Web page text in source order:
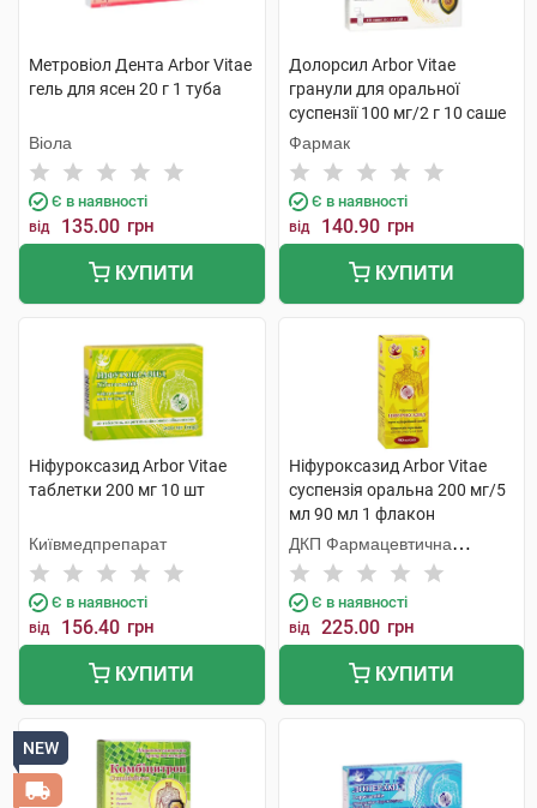
Метровіол Дента Arbor Vitae
гель для ясен 20 г 1 туба
Віола
Є в наявності
від 135.00 грн
КУПИТИ
Долорсил Arbor Vitae
гранули для оральної
суспензії 100 мг/2 г 10 саше
Фармак
Є в наявності
від 140.90 грн
КУПИТИ
Ніфуроксазид Arbor Vitae
таблетки 200 мг 10 шт
Київмедпрепарат
Є в наявності
від 156.40 грн
КУПИТИ
Ніфуроксазид Arbor Vitae
суспензія оральна 200 мг/5
мл 90 мл 1 флакон
ДКП Фармацевтична
фабрика
Є в наявності
від 225.00 грн
КУПИТИ
NEW